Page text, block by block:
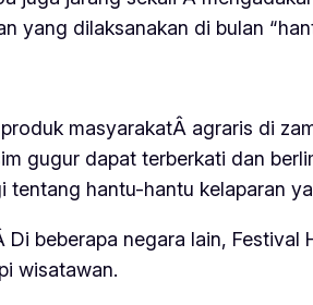
yang dilaksanakan di bulan
masyarakatÂ agraris di
gugur dapat terberkati dan
hantu-hantu kelaparan
beberapa negara lain,
wisatawan.